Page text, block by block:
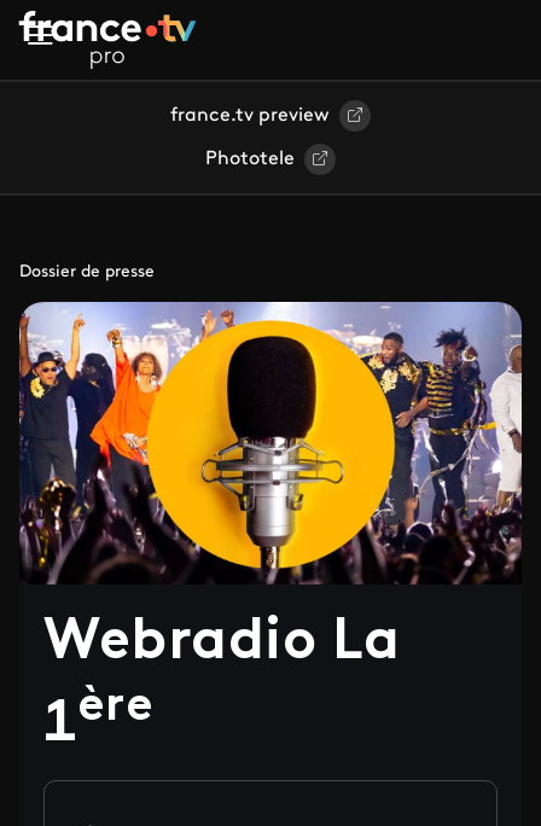
Aller au contenu principal
france.tv preview
Phototele
Dossier de presse
Webradio La
1ère